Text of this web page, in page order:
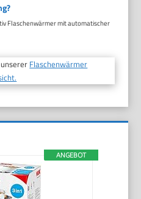
Flaschenwärmer mit automatischer
Flaschenwärmer
ANGEBOT